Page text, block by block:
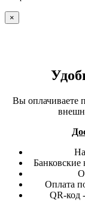
×
Вы оплачиваете
Оплата
QR-код